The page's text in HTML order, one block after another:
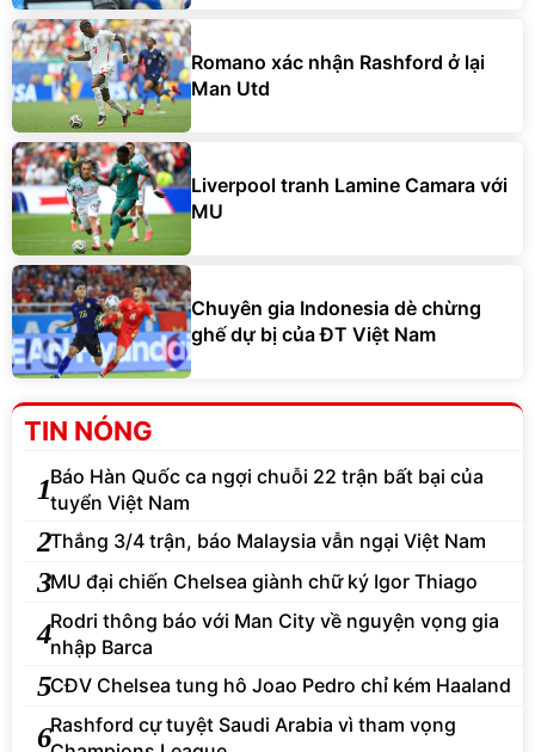
Romano xác nhận Rashford ở lại
Man Utd
Liverpool tranh Lamine Camara với
MU
Chuyên gia Indonesia dè chừng
ghế dự bị của ĐT Việt Nam
TIN NÓNG
1Báo Hàn Quốc ca ngợi chuỗi 22 trận bất bại của
tuyển Việt Nam
2Thắng 3/4 trận, báo Malaysia vẫn ngại Việt Nam
3MU đại chiến Chelsea giành chữ ký Igor Thiago
4Rodri thông báo với Man City về nguyện vọng gia
nhập Barca
5CĐV Chelsea tung hô Joao Pedro chỉ kém Haaland
6Rashford cự tuyệt Saudi Arabia vì tham vọng